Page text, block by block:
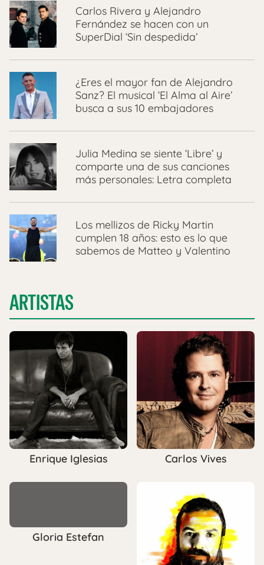
Carlos Rivera y Alejandro
Fernández se hacen con un
SuperDial ‘Sin despedida’
¿Eres el mayor fan de Alejandro
Sanz? El musical ‘El Alma al Aire’
busca a sus 10 embajadores
Julia Medina se siente ‘Libre’ y
comparte una de sus canciones
más personales: Letra completa
Los mellizos de Ricky Martin
cumplen 18 años: esto es lo que
sabemos de Matteo y Valentino
ARTISTAS
Enrique Iglesias Carlos Vives
Gloria Estefan